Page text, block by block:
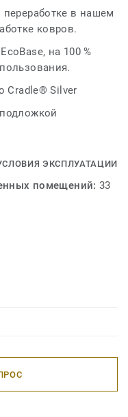
изысканной отделки
Земли и покрытые
из 12
варьируются от
теплых землистых
коричневых
замкнутого
в нашем
ковров.
на 100 %
Cradle® Silver
ЭКСПЛУАТАЦИИ
помещений:33